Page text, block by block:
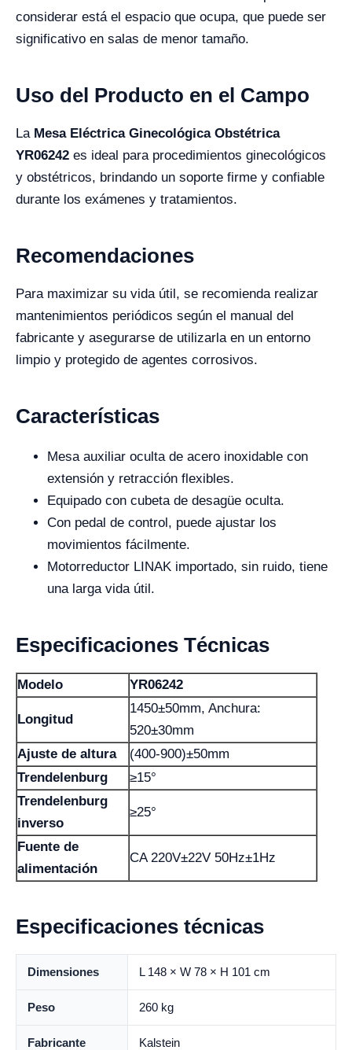
considerar está el espacio que ocupa, que puede ser
significativo en salas de menor tamaño.
Uso del Producto en el Campo
La Mesa Eléctrica Ginecológica Obstétrica
YR06242 es ideal para procedimientos ginecológicos
y obstétricos, brindando un soporte firme y confiable
durante los exámenes y tratamientos.
Recomendaciones
Para maximizar su vida útil, se recomienda realizar
mantenimientos periódicos según el manual del
fabricante y asegurarse de utilizarla en un entorno
limpio y protegido de agentes corrosivos.
Características
Mesa auxiliar oculta de acero inoxidable con
extensión y retracción flexibles.
Equipado con cubeta de desagüe oculta.
Con pedal de control, puede ajustar los
movimientos fácilmente.
Motorreductor LINAK importado, sin ruido, tiene
una larga vida útil.
Especificaciones Técnicas
Modelo YR06242
Longitud
1450±50mm, Anchura:
520±30mm
Ajuste de altura
(400-900)±50mm
Trendelenburg
≥15°
Trendelenburg
inverso
≥25°
Fuente de
alimentación
CA 220V±22V 50Hz±1Hz
Especificaciones técnicas
Dimensiones L 148 × W 78 × H 101 cm
Peso 260 kg
Fabricante Kalstein